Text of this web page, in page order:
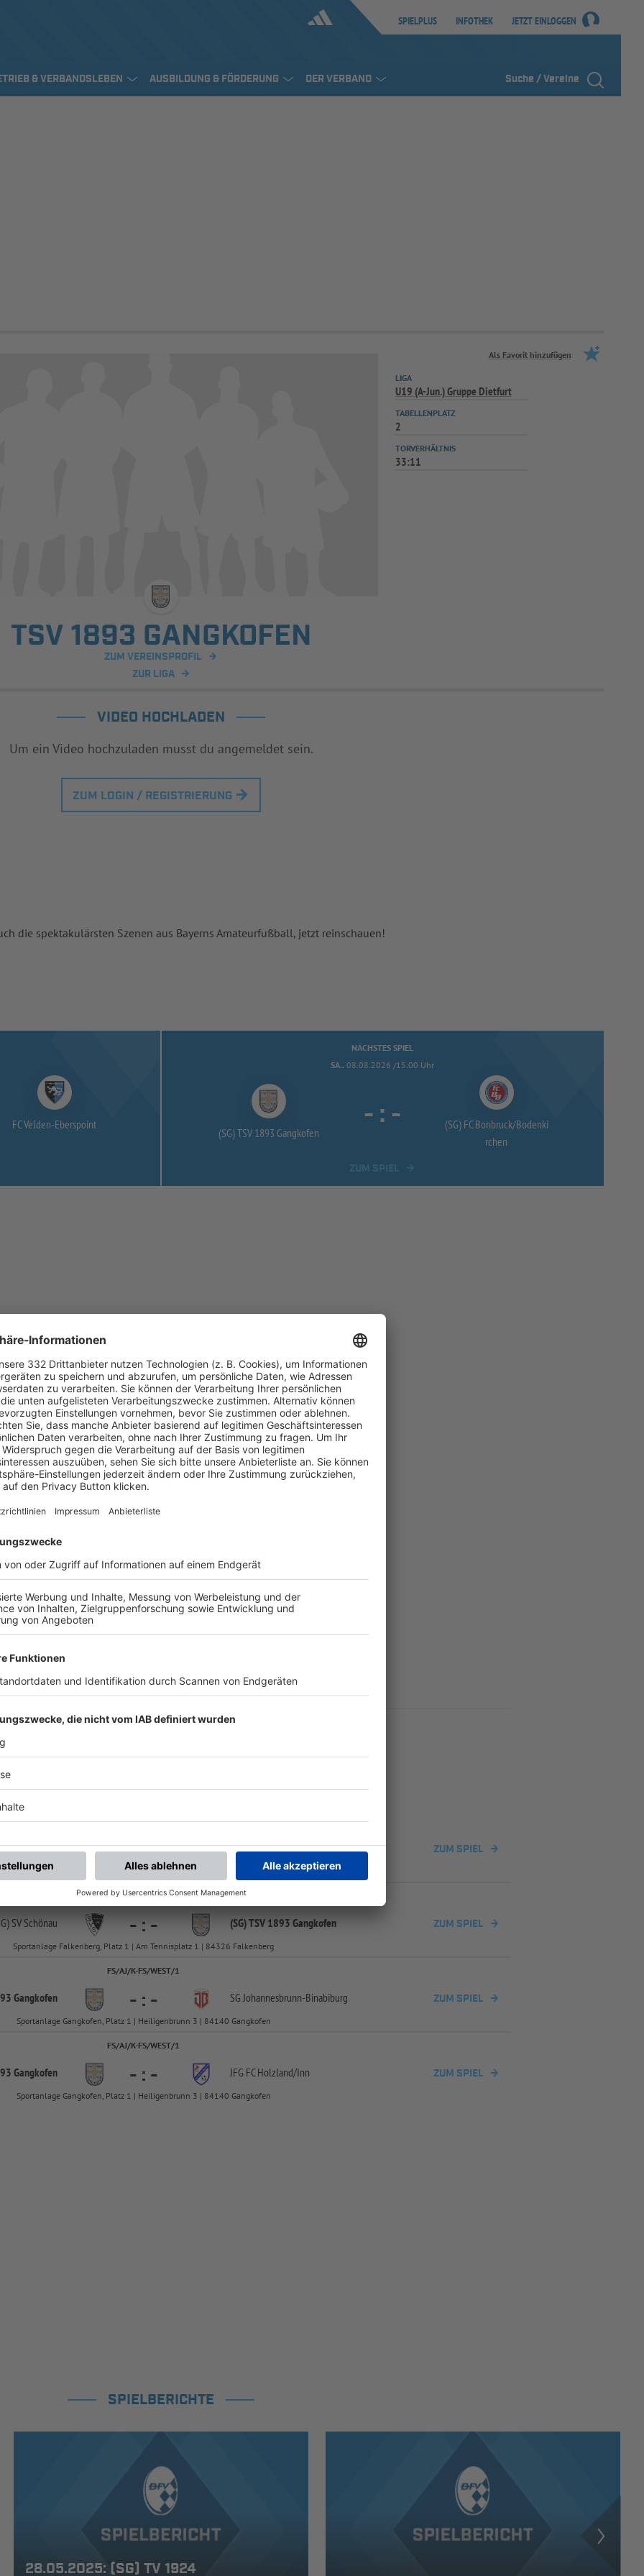
SPIELPLUS INFOTHEK JETZT EINLOGGEN
& VERBANDSLEBEN AUSBILDUNG & FÖRDERUNG DER VERBAND Suche / Vereine
Als Favorit hinzufügen
TSV 1893 GANGKOFEN
ZUM VEREINSPROFIL
ZUR LIGA
LIGA
U19 (A-Jun.) Gruppe Dietfurt
TABELLENPLATZ
2
TORVERHÄLTNIS
33:11
VIDEO HOCHLADEN
Um ein Video hochzuladen musst du angemeldet sein.
ZUM LOGIN / REGISTRIERUNG
die spektakulärsten Szenen aus Bayerns Amateurfußball, jetzt reinschauen!
FC Velden-Eberspoint
NÄCHSTES SPIEL
SA.. 08.08.2026 /15:00 Uhr
(SG) TSV 1893 Gangkofen
- : - (SG) FC Bonbruck/Bodenki
rchen
ALLE NEWS
Spiele Letzte Spiele Kompletter Spielplan
FS/AJ/K-FS/WEST/1
Gangkofen -:- (SG) FC Bonbruck/Bodenkirchen ZUM SPIEL
Sportanlage Gangkofen, Platz 1 | Heiligenbrunn 3 | 84140 Gangkofen
FS/AJ/K-FS/WEST/1
SV Schönau - : - (SG) TSV 1893 Gangkofen ZUM SPIEL
Sportanlage Falkenberg, Platz 1 | Am Tennisplatz 1 | 84326 Falkenberg
FS/AJ/K-FS/WEST/1
Gangkofen - : - SG Johannesbrunn-Binabiburg ZUM SPIEL
Sportanlage Gangkofen, Platz 1 | Heiligenbrunn 3 | 84140 Gangkofen
FS/AJ/K-FS/WEST/1
Gangkofen - : - JFG FC Holzland/Inn ZUM SPIEL
Sportanlage Gangkofen, Platz 1 | Heiligenbrunn 3 | 84140 Gangkofen
SPIELBERICHTE
28.05.2025: (SG) TV 1924